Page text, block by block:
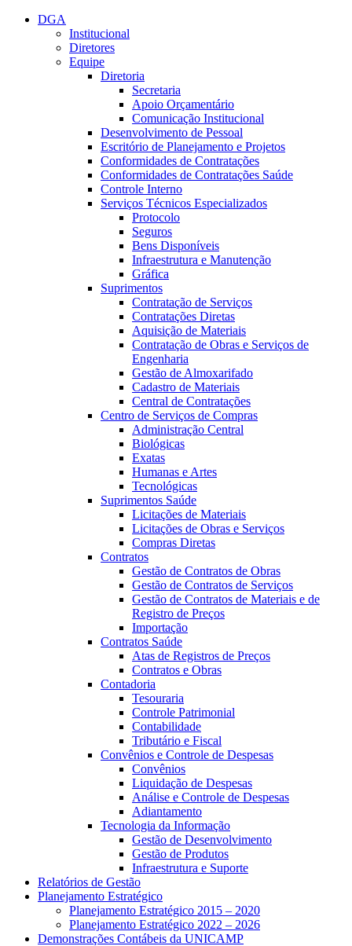
Conteúdo principal
DGA
Institucional
Diretores
Equipe
Diretoria
Secretaria
Apoio Orçamentário
Comunicação Institucional
Desenvolvimento de Pessoal
Escritório de Planejamento e Projetos
Conformidades de Contratações
Conformidades de Contratações Saúde
Controle Interno
Serviços Técnicos Especializados
Protocolo
Seguros
Bens Disponíveis
Infraestrutura e Manutenção
Gráfica
Suprimentos
Contratação de Serviços
Contratações Diretas
Aquisição de Materiais
Contratação de Obras e Serviços de
Engenharia
Gestão de Almoxarifado
Cadastro de Materiais
Central de Contratações
Centro de Serviços de Compras
Administração Central
Biológicas
Exatas
Humanas e Artes
Tecnológicas
Suprimentos Saúde
Licitações de Materiais
Licitações de Obras e Serviços
Compras Diretas
Contratos
Gestão de Contratos de Obras
Gestão de Contratos de Serviços
Gestão de Contratos de Materiais e de
Registro de Preços
Importação
Contratos Saúde
Atas de Registros de Preços
Contratos e Obras
Contadoria
Tesouraria
Controle Patrimonial
Contabilidade
Tributário e Fiscal
Convênios e Controle de Despesas
Convênios
Liquidação de Despesas
Análise e Controle de Despesas
Adiantamento
Tecnologia da Informação
Gestão de Desenvolvimento
Gestão de Produtos
Infraestrutura e Suporte
Relatórios de Gestão
Planejamento Estratégico
Planejamento Estratégico 2015 – 2020
Planejamento Estratégico 2022 – 2026
Demonstrações Contábeis da UNICAMP